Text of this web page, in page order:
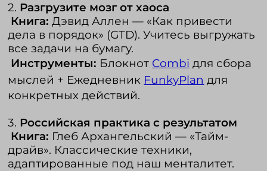
2. Разгрузите мозг от хаоса
Книга: Дэвид Аллен — «Как привести
дела в порядок» (GTD). Учитесь выгружать
все задачи на бумагу.
Инструменты: Блокнот Combi для сбора
мыслей + Ежедневник FunkyPlan для
конкретных действий.
3. Российская практика с результатом
Книга: Глеб Архангельский — «Тайм-
драйв». Классические техники,
адаптированные под наш менталитет.